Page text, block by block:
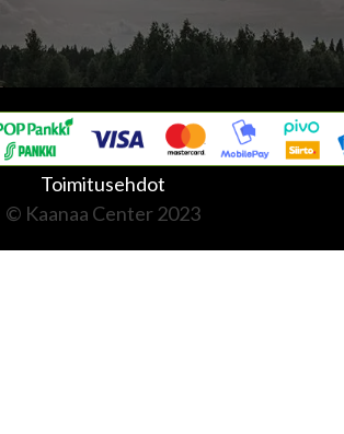
Toimitusehdot
© Kaanaa Center 2023